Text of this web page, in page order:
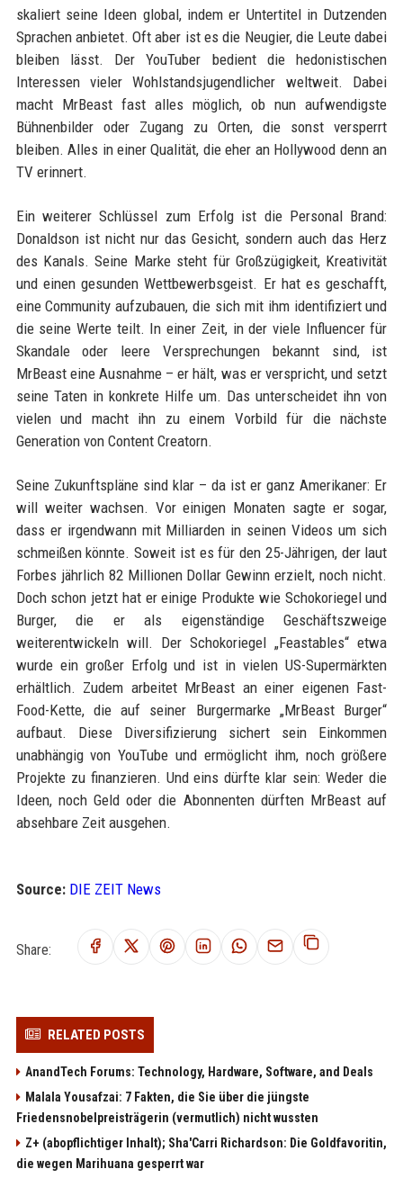
skaliert seine Ideen global, indem er Untertitel in Dutzenden
Sprachen anbietet. Oft aber ist es die Neugier, die Leute dabei
bleiben lässt. Der YouTuber bedient die hedonistischen
Interessen vieler Wohlstandsjugendlicher weltweit. Dabei
macht MrBeast fast alles möglich, ob nun aufwendigste
Bühnenbilder oder Zugang zu Orten, die sonst versperrt
bleiben. Alles in einer Qualität, die eher an Hollywood denn an
TV erinnert.
Ein weiterer Schlüssel zum Erfolg ist die Personal Brand:
Donaldson ist nicht nur das Gesicht, sondern auch das Herz
des Kanals. Seine Marke steht für Großzügigkeit, Kreativität
und einen gesunden Wettbewerbsgeist. Er hat es geschafft,
eine Community aufzubauen, die sich mit ihm identifiziert und
die seine Werte teilt. In einer Zeit, in der viele Influencer für
Skandale oder leere Versprechungen bekannt sind, ist
MrBeast eine Ausnahme – er hält, was er verspricht, und setzt
seine Taten in konkrete Hilfe um. Das unterscheidet ihn von
vielen und macht ihn zu einem Vorbild für die nächste
Generation von Content Creatorn.
Seine Zukunftspläne sind klar – da ist er ganz Amerikaner: Er
will weiter wachsen. Vor einigen Monaten sagte er sogar,
dass er irgendwann mit Milliarden in seinen Videos um sich
schmeißen könnte. Soweit ist es für den 25-Jährigen, der laut
Forbes jährlich 82 Millionen Dollar Gewinn erzielt, noch nicht.
Doch schon jetzt hat er einige Produkte wie Schokoriegel und
Burger, die er als eigenständige Geschäftszweige
weiterentwickeln will. Der Schokoriegel „Feastables“ etwa
wurde ein großer Erfolg und ist in vielen US-Supermärkten
erhältlich. Zudem arbeitet MrBeast an einer eigenen Fast-
Food-Kette, die auf seiner Burgermarke „MrBeast Burger“
aufbaut. Diese Diversifizierung sichert sein Einkommen
unabhängig von YouTube und ermöglicht ihm, noch größere
Projekte zu finanzieren. Und eins dürfte klar sein: Weder die
Ideen, noch Geld oder die Abonnenten dürften MrBeast auf
absehbare Zeit ausgehen.
Source: DIE ZEIT News
Share:
RELATED POSTS
AnandTech Forums: Technology, Hardware, Software, and Deals
Malala Yousafzai: 7 Fakten, die Sie über die jüngste
Friedensnobelpreisträgerin (vermutlich) nicht wussten
Z+ (abopflichtiger Inhalt); Sha'Carri Richardson: Die Goldfavoritin,
die wegen Marihuana gesperrt war